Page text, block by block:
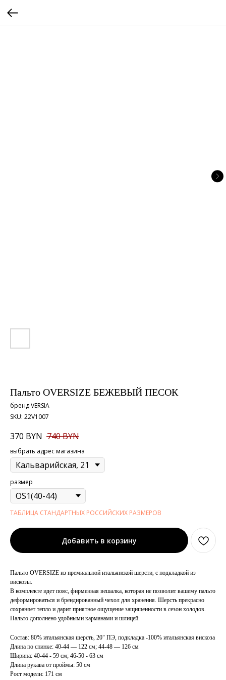
Пальто OVERSIZE БЕЖЕВЫЙ ПЕСОК
бренд VERSIA
SKU: 22V1007
370 BYN 740BYN
выбрать адрес магазина
размер
ТАБЛИЦА СТАНДАРТНЫХ РОССИЙСКИХ РАЗМЕРОВ
Добавить в корзину
Пальто OVERSIZE из премиальной итальянской шерсти, с подкладкой из
вискозы.
В комплекте идет пояс, фирменная вешалка, которая не позволит вашему пальто
деформироваться и брендированный чехол для хранения. Шерсть прекрасно
сохраняет тепло и дарит приятное ощущение защищенности в сезон холодов.
Пальто дополнено удобными карманами и шлицей.
Состав: 80% итальянская шерсть, 20" ПЭ, подкладка -100% итальянская вискоза
Длина по спинке: 40-44 — 122 см; 44-48 — 126 см
Ширина: 40-44 - 59 см; 46-50 - 63 см
Длина рукава от проймы: 50 см
Рост модели: 171 см